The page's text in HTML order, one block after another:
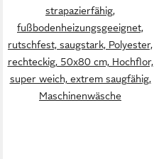
strapazierfähig,
fußbodenheizungsgeeignet,
rutschfest, saugstark, Polyester,
rechteckig, 50x80 cm, Hochflor,
super weich, extrem saugfähig,
Maschinenwäsche